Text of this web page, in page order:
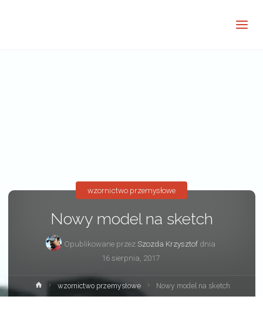
Nowy model na sketch
Opublikowane przezSzozda Krzysztof dnia
16 sierpnia, 2017
wzornictwo przemysłowe
Strona
główna
wzornictwo przemysłowe Nowy model na sketch